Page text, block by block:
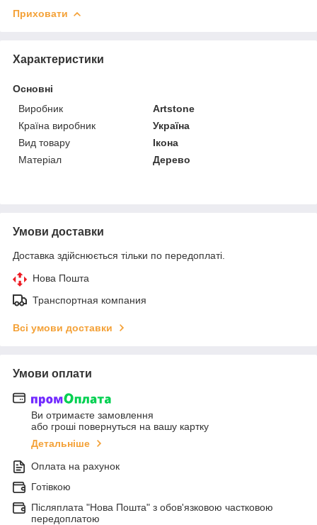
Приховати
Характеристики
Основні
Виробник
Artstone
Країна виробник
Україна
Вид товару
Ікона
Матеріал
Дерево
Умови доставки
Доставка здійснюється тільки по передоплаті.
Нова Пошта
Транспортная компания
Всі умови доставки
Умови оплати
Ви отримаєте замовлення
або гроші повернуться на вашу картку
Детальніше
Оплата на рахунок
Готівкою
Післяплата "Нова Пошта" з обов'язковою частковою
передоплатою